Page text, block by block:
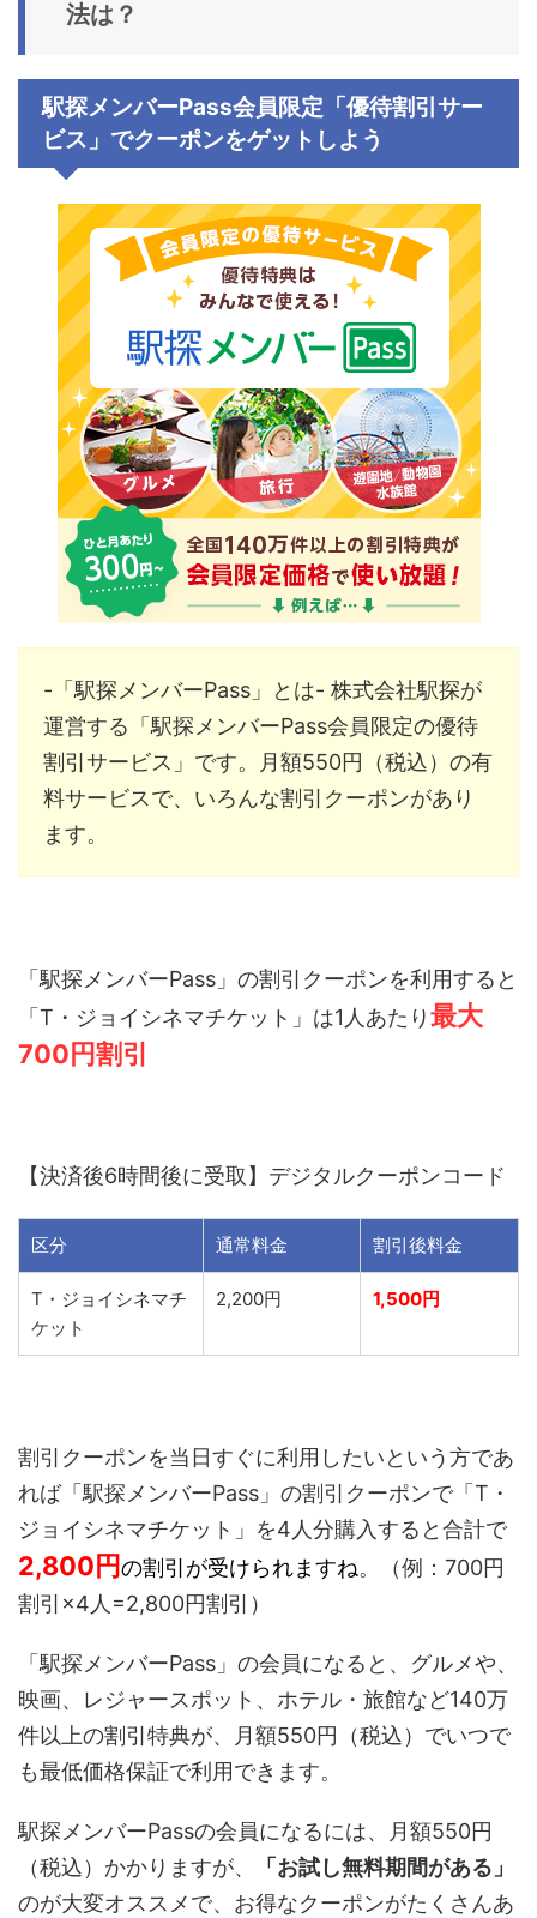
法は？
駅探メンバーPass会員限定「優待割引サー
ビス 」でクーポンをゲットしよう
-「駅探メンバーPass」とは- 株式会社駅探が
運営する「駅探メンバーPass会員限定の優待
割引サービス」です。月額550円（税込）の有
料サービスで、いろんな割引クーポンがあり
ます。
「駅探メンバーPass」の割引クーポンを利用すると
「T・ジョイシネマチケット」は1人あたり最大
700円割引
【決済後6時間後に受取】デジタルクーポンコード
区分 通常料金 割引後料金
T・ジョイシネマチ
ケット
2,200円 1,500円
割引クーポンを当日すぐに利用したいという方であ
れば「駅探メンバーPass」の割引クーポンで「T・
ジョイシネマチケット」を4人分購入すると合計で
2,800円の割引が受けられますね。（例：700円
割引×4人=2,800円割引）
「駅探メンバーPass」の会員になると、グルメや、
映画、レジャースポット、ホテル・旅館など140万
件以上の割引特典が、月額550円 （税込）でいつで
も最低価格保証で利用できます。
駅探メンバーPassの会員になるには、
月額550円
（税込） かかりますが、
「お試し無料期間がある」
のが大変オススメで、お得なクーポンがたくさんあ